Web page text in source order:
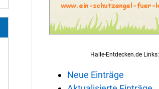
Halle-Entdecken.de Links:
Neue Einträge